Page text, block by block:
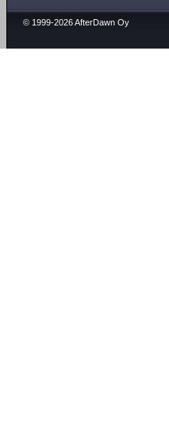
© 1999-2026 AfterDawn Oy